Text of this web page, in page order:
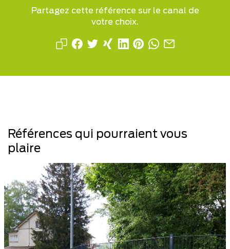
Partagez cette référence sur le canal de
votre choix.
Références qui pourraient vous
plaire